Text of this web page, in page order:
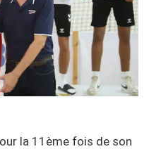
la 11ème fois de son